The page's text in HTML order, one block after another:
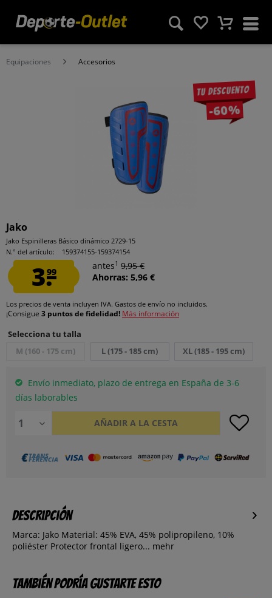
Equipaciones Accesorios
Tu descuento
-60%
Jako
Jako Espinilleras Básico dinámico 2729-15
N.° del artículo:
159374155-159374154
3.99
antes1 9,95 €
Ahorras: 5,96 €
Los precios de venta incluyen IVA. Gastos de envío no incluidos.
¡Consigue 3 puntos de fidelidad! Más información
Selecciona tu talla
M (160 - 175 cm)
L (175 - 185 cm) XL (185 - 195 cm)
Envío inmediato, plazo de entrega en España de 3-6
días laborables
AÑADIR A LA CESTA
Descripción
Marca: Jako Material: 45% EVA, 45% polipropileno, 10%
poliéster Protector frontal ligero... mehr
También podría gustarte esto